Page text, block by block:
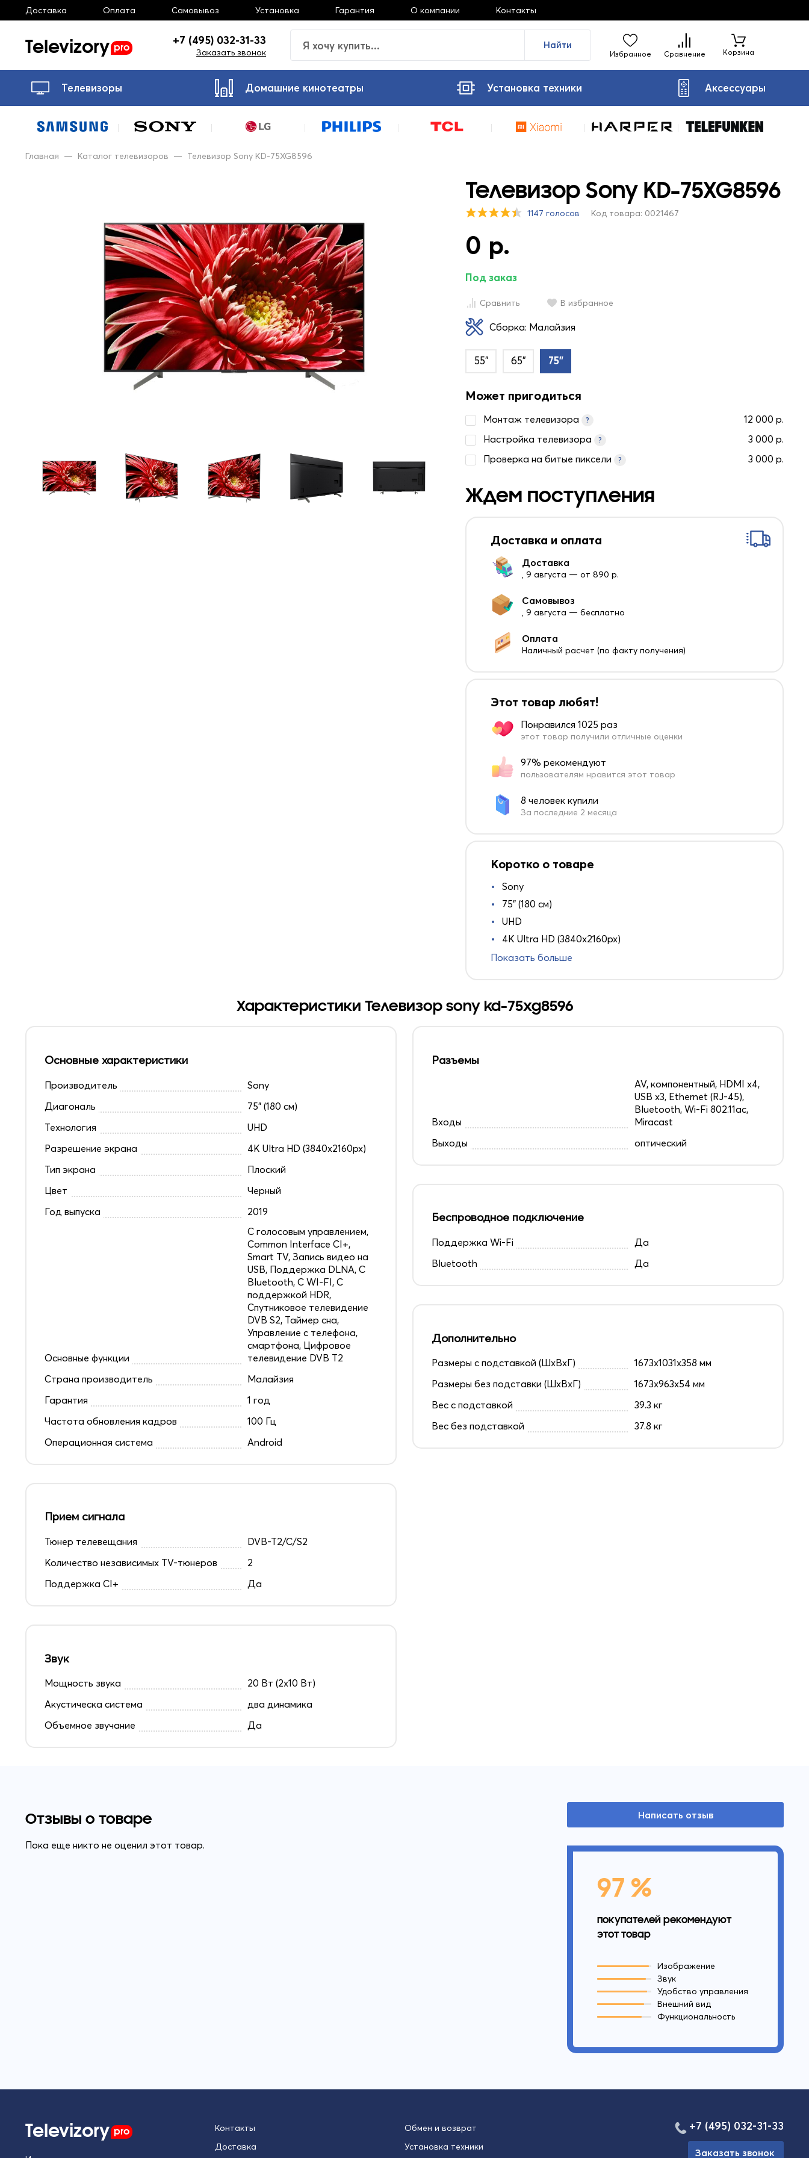
Доставка Оплата Самовывоз Установка Гарантия О компании Контакты
Televizory pro +7 (495) 032-31-33
Заказать звонок
Найти
Избранное Сравнение Корзина
Телевизоры Домашние кинотеатры Установка техники Аксессуары
Главная — Каталог телевизоров — Телевизор Sony KD-75XG8596
Телевизор Sony KD-75XG8596
1147 голосов Код товара: 0021467
0 р.
Под заказ
Сравнить В избранное
Сборка: Малайзия
55" 65" 75"
Может пригодиться
Монтаж телевизора ?
12 000 р.
Настройка телевизора
?
3 000 р.
Проверка на битые пиксели
? 3 000 р.
Ждем поступления
Доставка и оплата
Доставка
, 9 августа — от 890 р.
Самовывоз
, 9 августа — бесплатно
Оплата
Наличный расчет (по факту получения)
Этот товар любят!
Понравился 1025 раз
этот товар получили отличные оценки
97% рекомендуют
пользователям нравится этот товар
8 человек купили
За последние 2 месяца
Коротко о товаре
Sony
75" (180 см)
UHD
4K Ultra HD (3840x2160px)
Показать больше
Характеристики Телевизор sony kd-75xg8596
Основные характеристики
Производитель
Sony
Диагональ
75" (180 см)
Технология
UHD
Разрешение экрана
4K Ultra HD (3840x2160px)
Тип экрана
Плоский
Цвет
Черный
Год выпуска
2019
Основные функции
C голосовым управлением,
Common Interface CI+,
Smart TV, Запись видео на
USB, Поддержка DLNA, С
Bluetooth, С WI-FI, С
поддержкой HDR,
Спутниковое телевидение
DVB S2, Таймер сна,
Управление с телефона,
смартфона, Цифровое
телевидение DVB T2
Страна производитель
Малайзия
Гарантия
1 год
Частота обновления кадров
100 Гц
Операционная система
Android
Прием сигнала
Тюнер телевещания
DVB-T2/C/S2
Количество независимых TV-тюнеров
2
Поддержка CI+
Да
Звук
Мощность звука
20 Вт (2х10 Вт)
Акустическа система
два динамика
Объемное звучание
Да
Разъемы
Входы
AV, компонентный, HDMI x4,
USB x3, Ethernet (RJ-45),
Bluetooth, Wi-Fi 802.11ac,
Miracast
Выходы
оптический
Беспроводное подключение
Поддержка Wi-Fi
Да
Bluetooth
Да
Дополнительно
Размеры с подставкой (ШxВxГ)
1673x1031x358 мм
Размеры без подставки (ШxВxГ)
1673x963x54 мм
Вес с подставкой
39.3 кг
Вес без подставкой
37.8 кг
Отзывы о товаре
Пока еще никто не оценил этот товар.
Написать отзыв
97 %
покупателей рекомендуют
этот товар
Изображение
Звук
Удобство управления
Внешний вид
Функциональность
Televizory pro
Контакты
Доставка
Обмен и возврат
Установка техники
+7 (495) 032-31-33
Заказать звонок